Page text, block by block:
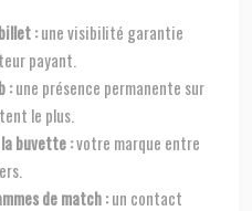
:une visibilité garantie
payant.
:une présence permanente sur
le plus.
buvette :votre marque entre
de match :un contact